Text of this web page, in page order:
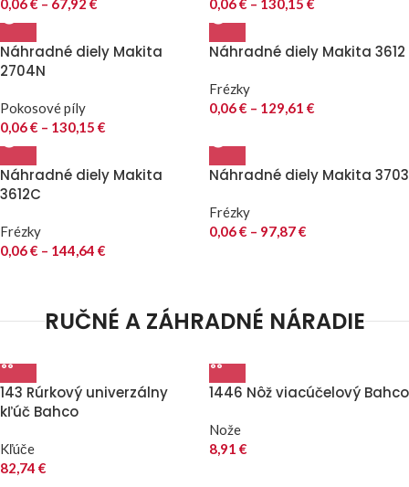
0,06€ – 67,92 €
0,06€ – 130,15 €
Náhradné diely Makita
2704N
Pokosové píly
0,06€ – 130,15 €
Náhradné diely Makita 3612
Frézky
0,06€ – 129,61 €
Náhradné diely Makita
3612C
Frézky
0,06€ – 144,64 €
Náhradné diely Makita 3703
Frézky
0,06€ – 97,87€
RUČNÉ A ZÁHRADNÉ NÁRADIE
143 Rúrkový univerzálny
kľúč Bahco
Kľúče
82,74 €
1446 Nôž viacúčelový Bahco
Nože
8,91 €